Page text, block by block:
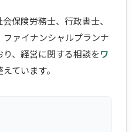
保険労務士、行政書士、
ァイナンシャルプランナ
、経営に関する相談をワ
ています。